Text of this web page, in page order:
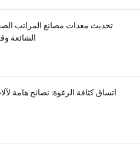
تحديث معدات مصانع المراتب
الشائعة
اتساق كثافة الرغوة: نصائح هامة